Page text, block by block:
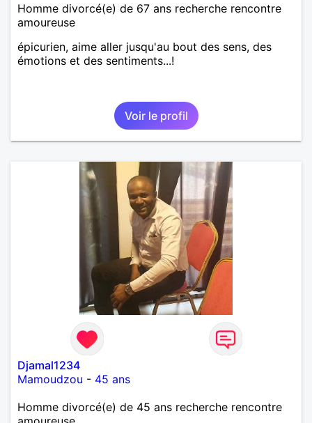
Homme divorcé(e) de 67 ans recherche rencontre
amoureuse
épicurien, aime aller jusqu'au bout des sens, des
émotions et des sentiments...!
Voir le profil
Djamal1234
Mamoudzou - 45 ans
Homme divorcé(e) de 45 ans recherche rencontre